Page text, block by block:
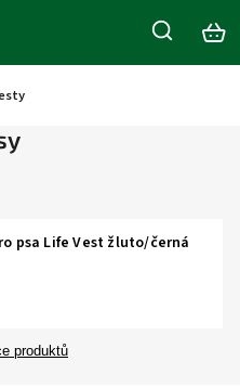
psa Life Vest žluto/černá
produktů